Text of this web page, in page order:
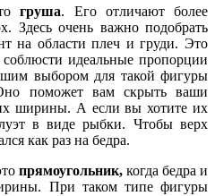
груша. Его отличают более
Здесь очень важно подобрать
на области плеч и груди. Это
идеальные пропорции
выбором для такой фигуры
поможет вам скрыть ваши
ширины. А если вы хотите их
в виде рыбки. Чтобы верх
как раз на бедра.
прямоугольник, когда бедра и
При таком типе фигуры